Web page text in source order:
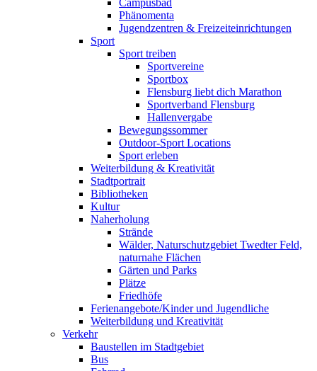
Campusbad
Phänomenta
Jugendzentren & Freizeiteinrichtungen
Sport
Sport treiben
Sportvereine
Sportbox
Flensburg liebt dich Marathon
Sportverband Flensburg
Hallenvergabe
Bewegungssommer
Outdoor-Sport Locations
Sport erleben
Weiterbildung & Kreativität
Stadtportrait
Bibliotheken
Kultur
Naherholung
Strände
Wälder, Naturschutzgebiet Twedter Feld,
naturnahe Flächen
Gärten und Parks
Plätze
Friedhöfe
Ferienangebote/Kinder und Jugendliche
Weiterbildung und Kreativität
Verkehr
Baustellen im Stadtgebiet
Bus